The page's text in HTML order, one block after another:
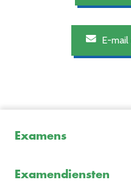
E-
Examens
Examendiensten